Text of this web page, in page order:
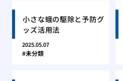
小さな蛾の駆除と予防グ
ッズ活用法
2025.05.07
未分類